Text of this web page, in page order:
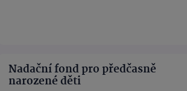
Nadační fond pro předčasně
narozené děti